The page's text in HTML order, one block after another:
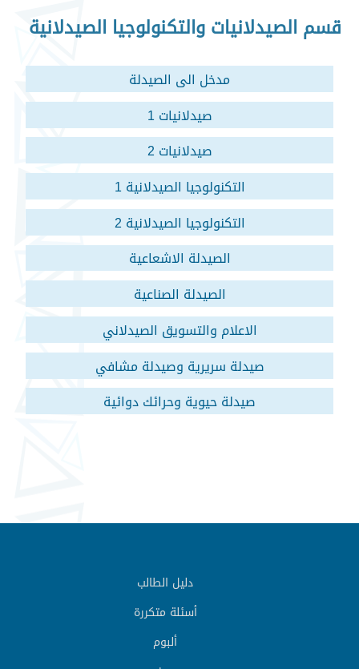
قسم الصيدلانيات والتكنولوجيا الصيدلانية
مدخل الى الصيدلة
صيدلانيات 1
صيدلانيات 2
التكنولوجيا الصيدلانية 1
التكنولوجيا الصيدلانية 2
الصيدلة الاشعاعية
الصيدلة الصناعية
الاعلام والتسويق الصيدلاني
صيدلة سريرية وصيدلة مشافي
صيدلة حيوية وحرائك دوائية
دليل الطالب
أسئلة متكررة
ألبوم